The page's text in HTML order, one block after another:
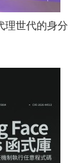
理世代的身分